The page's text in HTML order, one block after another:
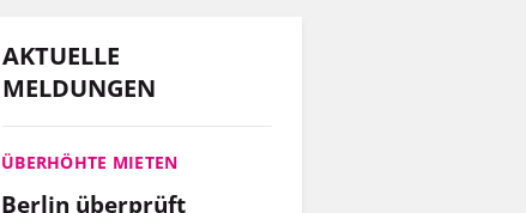
AKTUELLE
MELDUNGEN
ÜBERHÖHTE MIETEN
Berlin überprüft